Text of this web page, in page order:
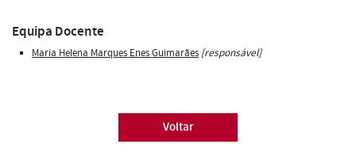
Equipa Docente
Maria Helena Marques Enes Guimarães [responsável]
Voltar